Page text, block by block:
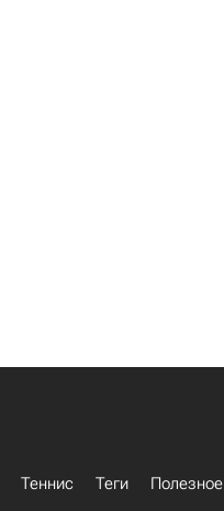
Теннис Теги
Полезное